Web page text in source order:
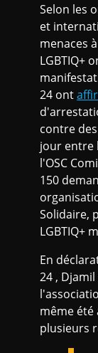
Selon les
et
menaces
LGBTIQ+
24 ont
contre
jour entre
l'OSC
150
Solidaire,
LGBTIQ+
En
24 ,
même été
plusieurs